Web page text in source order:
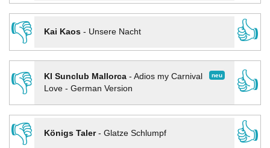
👎
Kai Kaos- Unsere Nacht
👍
👎
neu
KI Sunclub Mallorca- Adios my Carnival
Love - German Version
👍
👎
Königs Taler- Glatze Schlumpf
👍